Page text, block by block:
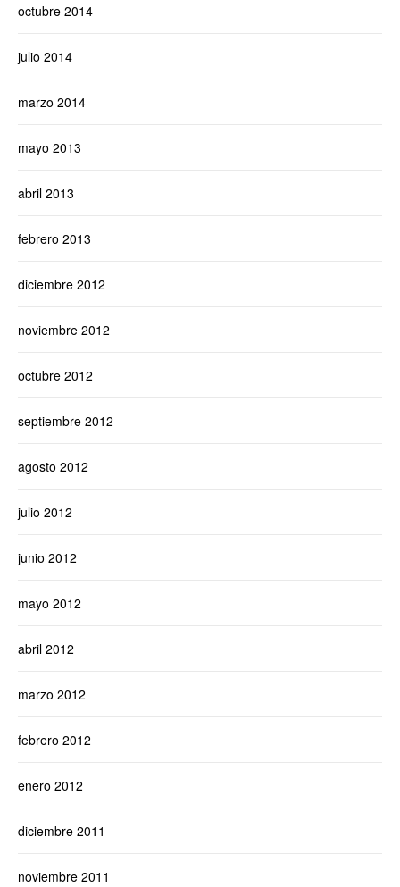
octubre 2014
julio 2014
marzo 2014
mayo 2013
abril 2013
febrero 2013
diciembre 2012
noviembre 2012
octubre 2012
septiembre 2012
agosto 2012
julio 2012
junio 2012
mayo 2012
abril 2012
marzo 2012
febrero 2012
enero 2012
diciembre 2011
noviembre 2011